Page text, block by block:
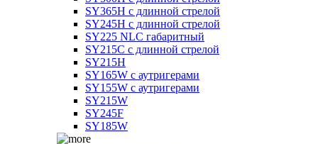
SY365H с длинной стрелой
SY245H с длинной стрелой
SY225 NLC габаритный
SY215C с длинной стрелой
SY215H
SY165W с аутригерами
SY155W с аутригерами
SY215W
SY245F
SY185W